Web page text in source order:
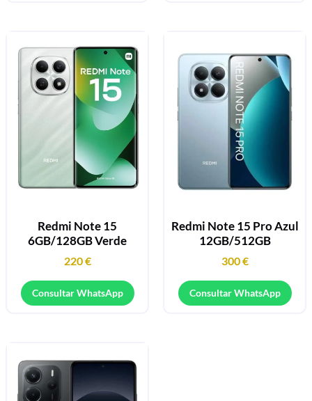
Redmi Note 15
6GB/128GB Verde
220€
Consultar WhatsApp
Redmi Note 15 Pro Azul
12GB/512GB
300€
Consultar WhatsApp